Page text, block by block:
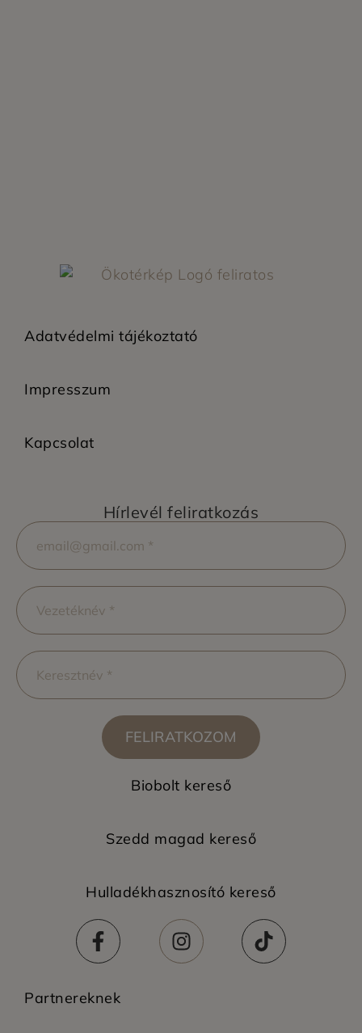
Adatvédelmi tájékoztató
Impresszum
Kapcsolat
Hírlevél feliratkozás
FELIRATKOZOM
Biobolt kereső
Szedd magad kereső
Hulladékhasznosító kereső
Partnereknek